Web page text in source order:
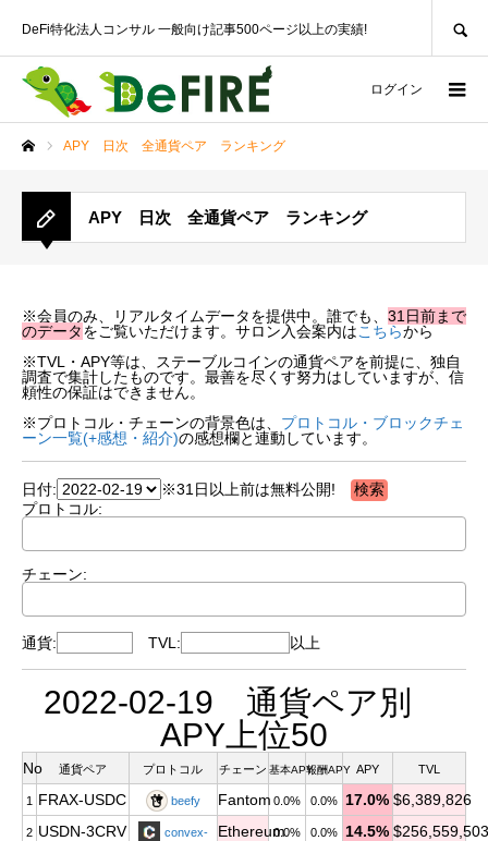
DeFi特化法人コンサル 一般向け記事500ページ以上の実績!
ログイン
APY 日次 全通貨ペア ランキング
APY 日次 全通貨ペア ランキング
※会員のみ、リアルタイムデータを提供中。誰でも、 31日前まで
のデータをご覧いただけます。サロン入会案内はこちらから
※TVL・APY等は、ステーブルコインの通貨ペアを前提に、独自
調査で集計したものです。最善を尽くす努力はしていますが、信
頼性の保証はできません。
※プロトコル・チェーンの背景色は、 プロトコル・ブロックチェ
ーン一覧(+感想・紹介)の感想欄と連動しています。
日付:
※31日以上前は無料公開!
プロトコル:
チェーン:
通貨: TVL: 以上
2022-02-19 通貨ペア別
APY上位50
No 通貨ペア プロトコル チェーン 基本APY報酬APY APY TVL
1 FRAX-USDC beefy Fantom 0.0% 0.0% 17.0% $6,389,826
2 USDN-3CRV convex- Ethereum0.0% 0.0% 14.5% $256,559,503